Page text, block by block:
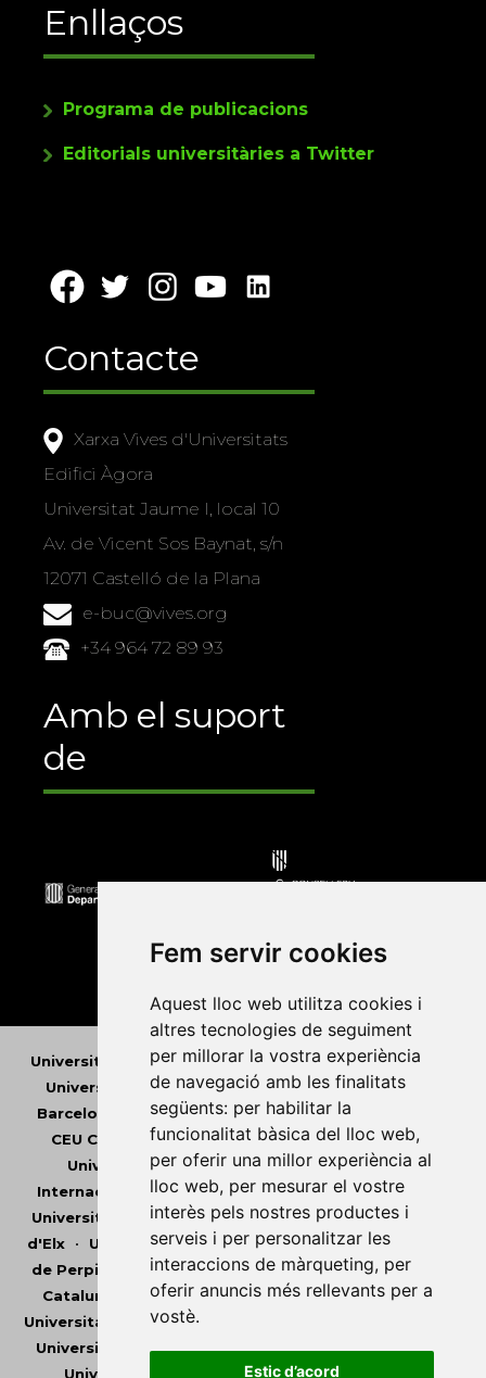
Fem servir cookies
Aquest lloc web utilitza cookies i
altres tecnologies de seguiment
per millorar la vostra experiència
de navegació amb les finalitats
següents: per habilitar la
funcionalitat bàsica del lloc web,
per oferir una millor experiència al
lloc web, per mesurar el vostre
interès pels nostres productes i
serveis i per personalitzar les
interaccions de màrqueting, per
oferir anuncis més rellevants per a
vostè.
Estic d’acord
Enllaços
Programa de publicacions
Editorials universitàries a Twitter
Contacte
Xarxa Vives d'Universitats
Edifici Àgora
Universitat Jaume I, local 10
Av. de Vicent Sos Baynat, s/n
12071 Castelló de la Plana
e-buc@vives.org
+34 964 72 89 93
Amb el suport
de
Universitat Abat Oliba CEU • Universitat d'Alacant
Universitat d'Andorra•Universitat Autònoma de
Barcelona
Universitat de Barcelona •
CEU Cardenal Herrera•Universitat de Girona•
Universitat de les Illes Balears•Universitat
Internacional de Catalunya•Universitat Jaume I
Universitat de Lleida•Universitat Miguel Hernández
d'Elx• Universitat Oberta de Catalunya•Universitat
de Perpinyà Via Domitia•Universitat Politècnica de
Catalunya
Universitat Politècnica de València •
Universitat Pompeu Fabra
Universitat Rovira i Virgili•Universitat de Sàsser•
Universitat de València•Universitat de Vic -